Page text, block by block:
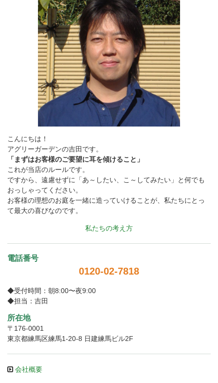
こんにちは！
アグリーガーデンの吉田です。
「まずはお客様のご要望に耳を傾けること」
これが当店のルールです。
ですから、遠慮せずに「あ～したい、こ～してみたい」と何でも
おっしゃってください。
お客様の理想のお庭を一緒に造っていけることが、私たちにとっ
て最大の喜びなのです。
私たちの考え方
電話番号
0120-02-7818
◆受付時間：朝8:00〜夜9:00
◆担当：吉田
所在地
〒176-0001
東京都練馬区練馬1-20-8 日建練馬ビル2F
会社概要